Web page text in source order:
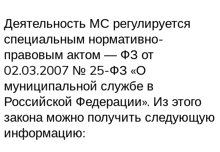
Деятельность МС регулируется
специальным нормативно-
правовым актом — ФЗ от
02.03.2007 № 25-ФЗ «О
муниципальной службе в
Российской Федерации». Из этого
закона можно получить следующую
информацию: